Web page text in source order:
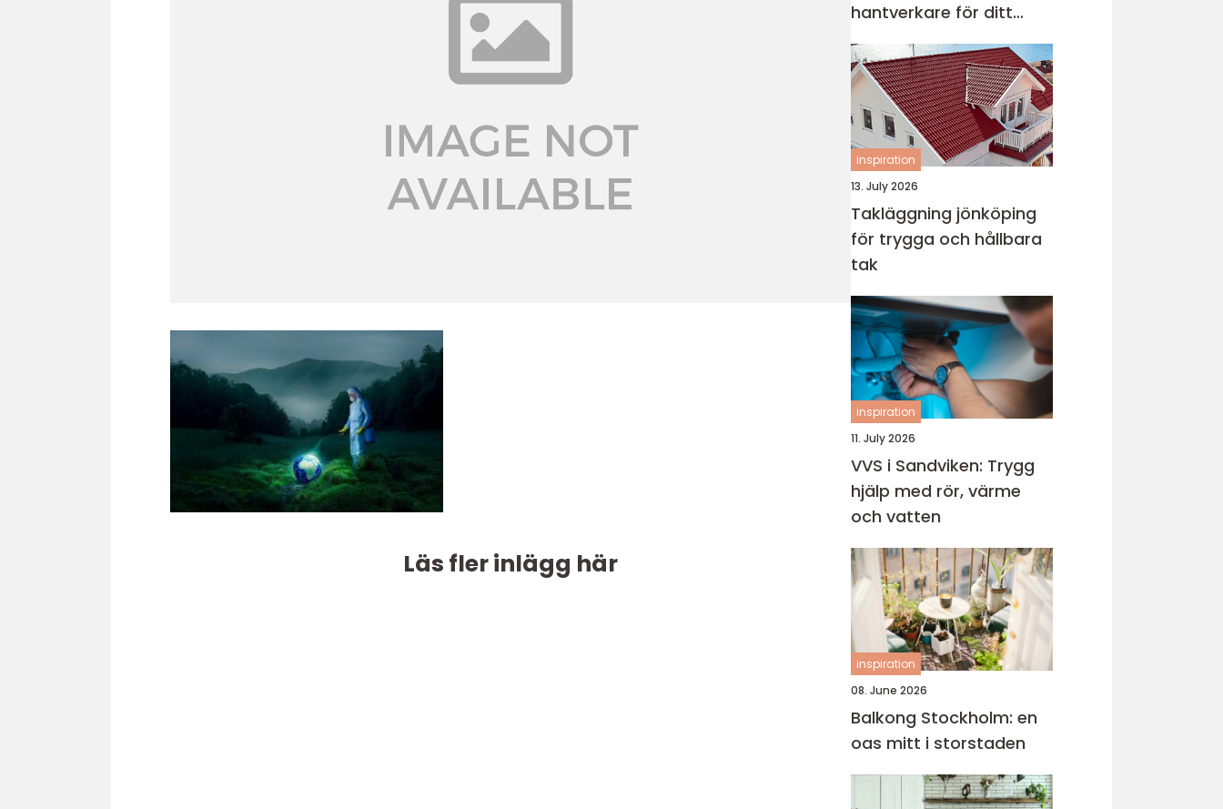
Läs fler inlägg här
hantverkare för ditt
projekt
inspiration
13. July 2026
Takläggning jönköping
för trygga och hållbara
tak
inspiration
11. July 2026
VVS i Sandviken: Trygg
hjälp med rör, värme
och vatten
inspiration
08. June 2026
Balkong Stockholm: en
oas mitt i storstaden